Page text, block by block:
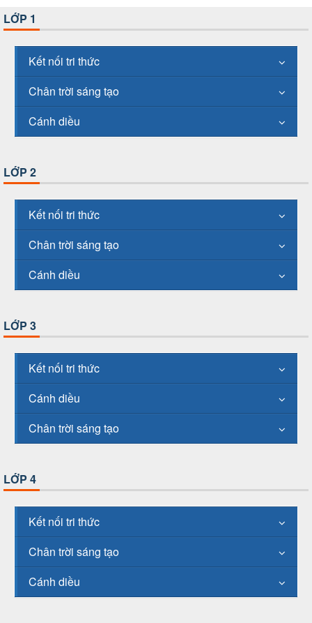
LỚP 1
Kết nối tri thức
Chân trời sáng tạo
Cánh diều
LỚP 2
Kết nối tri thức
Chân trời sáng tạo
Cánh diều
LỚP 3
Kết nối tri thức
Cánh diều
Chân trời sáng tạo
LỚP 4
Kết nối tri thức
Chân trời sáng tạo
Cánh diều